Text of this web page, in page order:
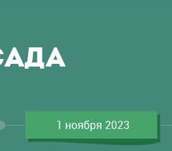
1 ноября 2023